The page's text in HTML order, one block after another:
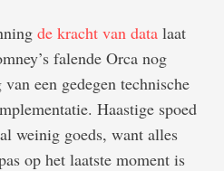
de kracht van data laat
falende Orca nog
een gedegen technische
Haastige spoed
weinig goeds, want alles
op het laatste moment is